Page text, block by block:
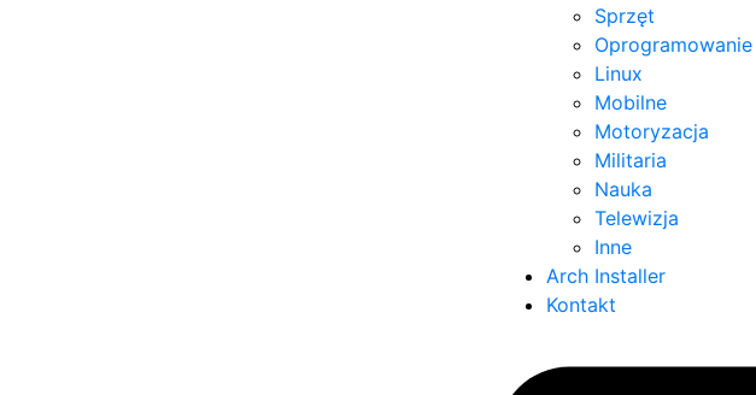
Sprzęt
Oprogramowanie
Linux
Mobilne
Motoryzacja
Militaria
Nauka
Telewizja
Inne
Arch Installer
Kontakt